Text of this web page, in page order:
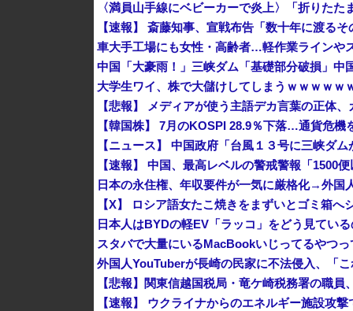
車大手工場にも女性・高齢者…軽作業ラインや
大学生ワイ、株で大儲けしてしまうｗｗｗｗｗ
【悲報】 メディアが使う主語デカ言葉の正体
【韓国株】 7月のKOSPI 28.9％下落…通貨危機
【速報】 中国、最高レベルの警戒警報「1500
日本の永住権、年収要件が一気に厳格化→外国
【X】 ロシア語女たこ焼きをまずいとゴミ箱へ
日本人はBYDの軽EV「ラッコ」をどう見てい
スタバで大量にいるMacBookいじってるやつっ